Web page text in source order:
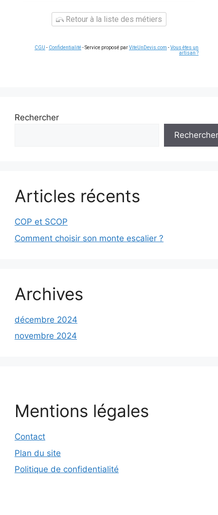
Retour à la liste des métiers
CGU - Confidentialité- Service proposé parViteUnDevis.com -Vous êtes un
artisan ?
Rechercher
Rechercher
Articles récents
COP et SCOP
Comment choisir son monte escalier ?
Archives
décembre 2024
novembre 2024
Mentions légales
Contact
Plan du site
Politique de confidentialité